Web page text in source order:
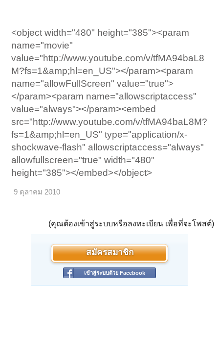
<object width="480" height="385"><param
name="movie"
value="http://www.youtube.com/v/tfMA94baL8
M?fs=1&amp;hl=en_US"></param><param
name="allowFullScreen" value="true">
</param><param name="allowscriptaccess"
value="always"></param><embed
src="http://www.youtube.com/v/tfMA94baL8M?
fs=1&amp;hl=en_US" type="application/x-
shockwave-flash" allowscriptaccess="always"
allowfullscreen="true" width="480"
height="385"></embed></object>
9 ตุลาคม 2010
(คุณต้องเข้าสู่ระบบหรือลงทะเบียน เพื่อที่จะโพสต์)
สมัครสมาชิก
เข้าสู่ระบบด้วย Facebook